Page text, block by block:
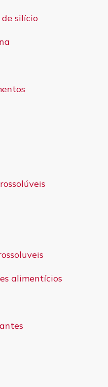
silício
alimentícios